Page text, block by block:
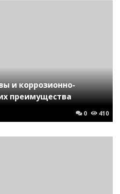
и коррозионно-
преимущества
0 410